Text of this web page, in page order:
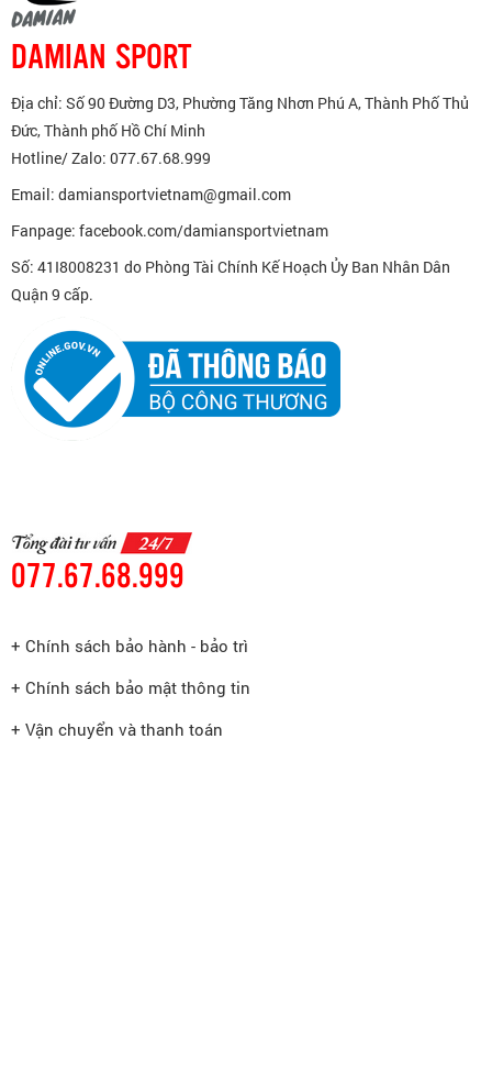
DAMIAN SPORT
Địa chỉ: Số 90 Đường D3, Phường Tăng Nhơn Phú A, Thành Phố Thủ
Đức, Thành phố Hồ Chí Minh
Hotline/ Zalo: 077.67.68.999
Email: damiansportvietnam@gmail.com
Fanpage: facebook.com/damiansportvietnam
Số: 41I8008231 do Phòng Tài Chính Kế Hoạch Ủy Ban Nhân Dân
Quận 9 cấp.
077.67.68.999
+ Chính sách bảo hành - bảo trì
+ Chính sách bảo mật thông tin
+ Vận chuyển và thanh toán